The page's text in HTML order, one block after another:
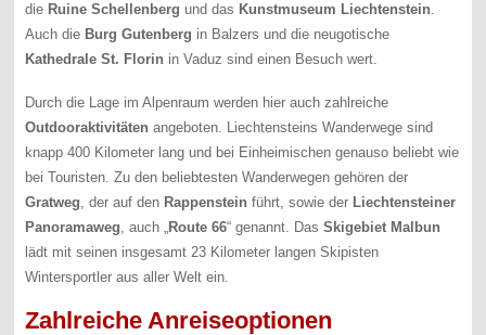
die Ruine Schellenberg und das Kunstmuseum Liechtenstein.
Auch die Burg Gutenberg in Balzers und die neugotische
Kathedrale St. Florin in Vaduz sind einen Besuch wert.
Durch die Lage im Alpenraum werden hier auch zahlreiche
Outdooraktivitäten angeboten. Liechtensteins Wanderwege sind
knapp 400 Kilometer lang und bei Einheimischen genauso beliebt wie
bei Touristen. Zu den beliebtesten Wanderwegen gehören der
Gratweg , der auf den Rappenstein führt, sowie der Liechtensteiner
Panoramaweg , auch „ Route 66“ genannt. DasSkigebiet Malbun
lädt mit seinen insgesamt 23 Kilometer langen Skipisten
Wintersportler aus aller Welt ein.
Zahlreiche Anreiseoptionen